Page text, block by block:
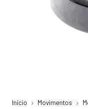
Início Movimentos